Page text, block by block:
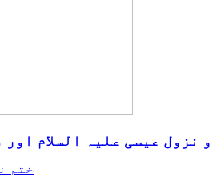
نزول عیسی علیہ السلام
ختم